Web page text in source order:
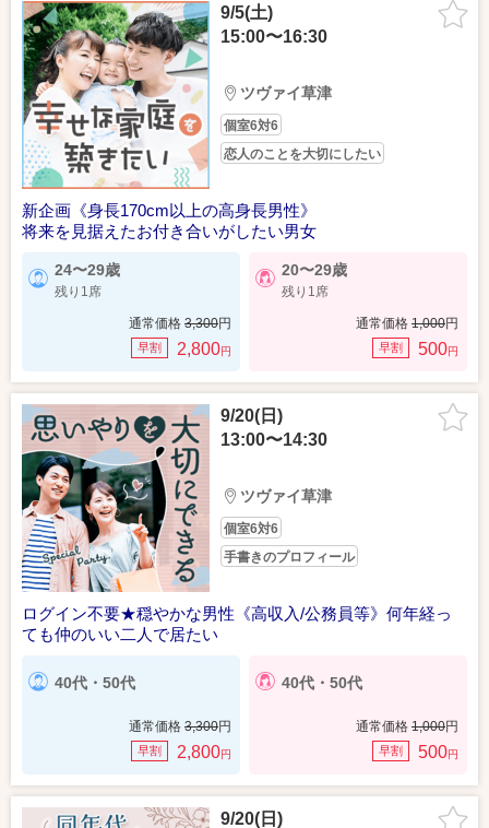
9/5(土)
15:00〜16:30
ツヴァイ草津
個室6対6
恋人のことを大切にしたい
新企画《身長170cm以上の高身長男性》
将来を見据えたお付き合いがしたい男女
24〜29歳
残り1席
通常価格 3,300円
早割 2,800円
20〜29歳
残り1席
通常価格 1,000円
早割 500円
9/20(日)
13:00〜14:30
ツヴァイ草津
個室6対6
手書きのプロフィール
ログイン不要★穏やかな男性《高収入/公務員等》何年経っ
ても仲のいい二人で居たい
40代・50代
通常価格 3,300円
早割 2,800円
40代・50代
通常価格 1,000円
早割 500円
9/20(日)